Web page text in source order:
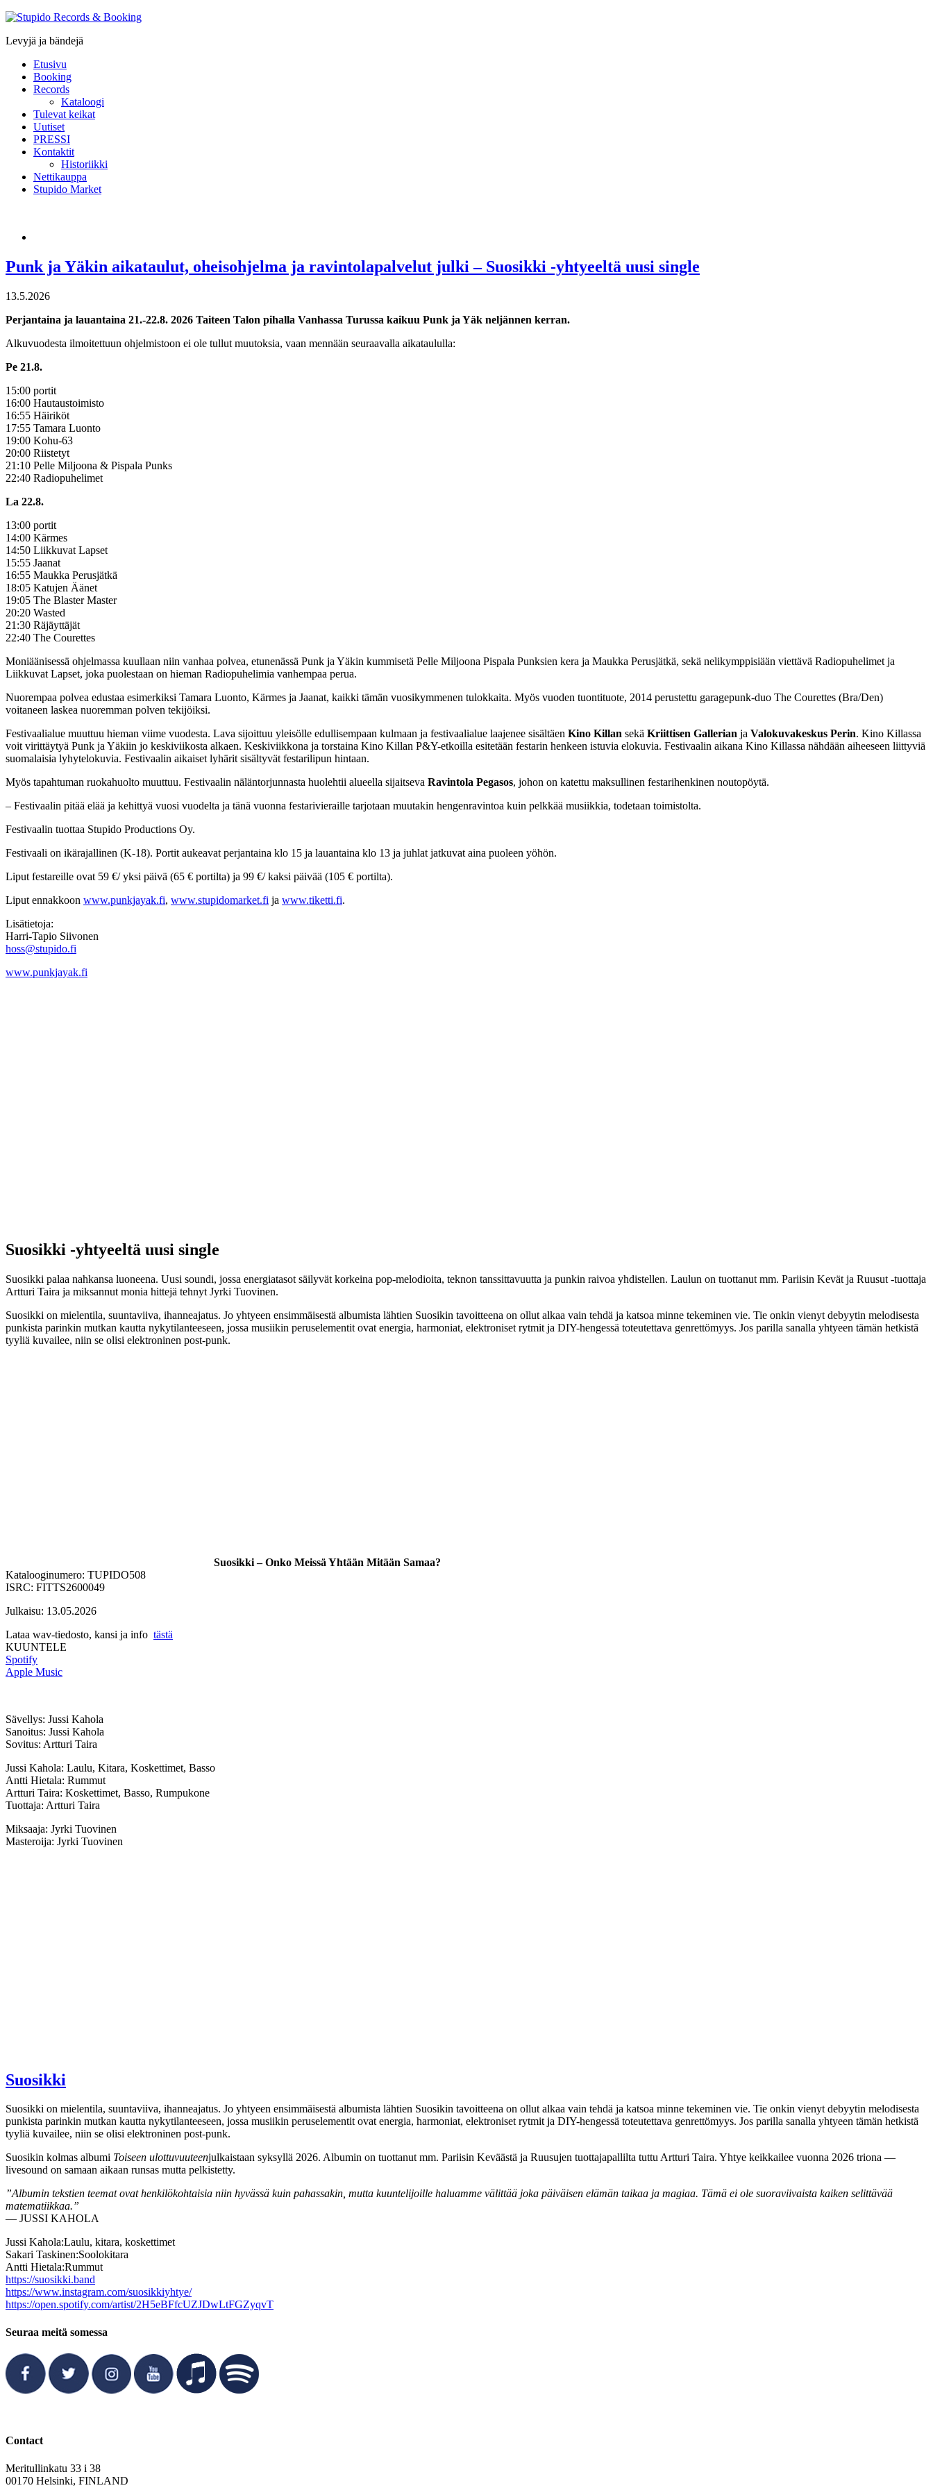
Stupido
&
Levyjä ja bändejä
Etusivu
Booking
Records
Kataloogi
Tulevat keikat
Uutiset
PRESSI
Kontaktit
Historiikki
Nettikauppa
Stupido Market
Punk ja Yäkin aikataulut, oheisohjelma ja ravintolapalvelut julki – Suosikki -yhtyeeltä uusi single
13.5.2026
Perjantaina ja lauantaina 21.-22.8. 2026 Taiteen Talon pihalla Vanhassa Turussa kaikuu Punk ja Yäk neljännen kerran.
Alkuvuodesta ilmoitettuun ohjelmistoon ei ole tullut muutoksia, vaan mennään seuraavalla aikataululla:
Pe 21.8.
15:00 portit
16:00 Hautaustoimisto
16:55 Häiriköt
17:55 Tamara Luonto
19:00 Kohu-63
20:00 Riistetyt
21:10 Pelle Miljoona & Pispala Punks
22:40 Radiopuhelimet
La 22.8.
13:00 portit
14:00 Kärmes
14:50 Liikkuvat Lapset
15:55 Jaanat
16:55 Maukka Perusjätkä
18:05 Katujen Äänet
19:05 The Blaster Master
20:20 Wasted
21:30 Räjäyttäjät
22:40 The Courettes
Moniäänisessä ohjelmassa kuullaan niin vanhaa polvea, etunenässä Punk ja Yäkin kummisetä Pelle Miljoona Pispala Punksien kera ja Maukka Perusjätkä, sekä nelikymppisiään viettävä Radiopuhelimet ja
Liikkuvat Lapset, joka puolestaan on hieman Radiopuhelimia vanhempaa perua.
Nuorempaa polvea edustaa esimerkiksi Tamara Luonto, Kärmes ja Jaanat, kaikki tämän vuosikymmenen tulokkaita. Myös vuoden tuontituote, 2014 perustettu garagepunk-duo The Courettes (Bra/Den)
voitaneen laskea nuoremman polven tekijöiksi.
Festivaalialue muuttuu hieman viime vuodesta. Lava sijoittuu yleisölle edullisempaan kulmaan ja festivaalialue laajenee sisältäen Kino Killan sekä Kriittisen Gallerian ja Valokuvakeskus Perin. Kino Killassa
voit virittäytyä Punk ja Yäkiin jo keskiviikosta alkaen. Keskiviikkona ja torstaina Kino Killan P&Y-etkoilla esitetään festarin henkeen istuvia elokuvia. Festivaalin aikana Kino Killassa nähdään aiheeseen liittyviä
suomalaisia lyhytelokuvia. Festivaalin aikaiset lyhärit sisältyvät festarilipun hintaan.
Myös tapahtuman ruokahuolto muuttuu. Festivaalin näläntorjunnasta huolehtii alueella sijaitseva Ravintola Pegasos, johon on katettu maksullinen festarihenkinen noutopöytä.
– Festivaalin pitää elää ja kehittyä vuosi vuodelta ja tänä vuonna festarivieraille tarjotaan muutakin hengenravintoa kuin pelkkää musiikkia, todetaan toimistolta.
Festivaalin tuottaa Stupido Productions Oy.
Festivaali on ikärajallinen (K-18). Portit aukeavat perjantaina klo 15 ja lauantaina klo 13 ja juhlat jatkuvat aina puoleen yöhön.
Liput festareille ovat 59 €/ yksi päivä (65 € portilta) ja 99 €/ kaksi päivää (105 € portilta).
Liput ennakkoon www.punkjayak.fi, www.stupidomarket.fi ja www.tiketti.fi.
Lisätietoja:
Harri-Tapio Siivonen
hoss@stupido.fi
www.punkjayak.fi
Suosikki -yhtyeeltä uusi single
Suosikki palaa nahkansa luoneena. Uusi soundi, jossa energiatasot säilyvät korkeina pop-melodioita, teknon tanssittavuutta ja punkin raivoa yhdistellen. Laulun on tuottanut mm. Pariisin Kevät ja Ruusut -tuottaja
Artturi Taira ja miksannut monia hittejä tehnyt Jyrki Tuovinen.
Suosikki on mielentila, suuntaviiva, ihanneajatus. Jo yhtyeen ensimmäisestä albumista lähtien Suosikin tavoitteena on ollut alkaa vain tehdä ja katsoa minne tekeminen vie. Tie onkin vienyt debyytin melodisesta
punkista parinkin mutkan kautta nykytilanteeseen, jossa musiikin peruselementit ovat energia, harmoniat, elektroniset rytmit ja DIY-hengessä toteutettava genrettömyys. Jos parilla sanalla yhtyeen tämän hetkistä
tyyliä kuvailee, niin se olisi elektroninen post-punk.
Suosikki – Onko Meissä Yhtään Mitään Samaa?
Katalooginumero: TUPIDO508
ISRC: FITTS2600049
Julkaisu: 13.05.2026
Lataa wav-tiedosto, kansi ja info tästä
KUUNTELE
Spotify
Apple Music
Sävellys: Jussi Kahola
Sanoitus: Jussi Kahola
Sovitus: Artturi Taira
Jussi Kahola: Laulu, Kitara, Koskettimet, Basso
Antti Hietala: Rummut
Artturi Taira: Koskettimet, Basso, Rumpukone
Tuottaja: Artturi Taira
Miksaaja: Jyrki Tuovinen
Masteroija: Jyrki Tuovinen
Suosikki
Suosikki on mielentila, suuntaviiva, ihanneajatus. Jo yhtyeen ensimmäisestä albumista lähtien Suosikin tavoitteena on ollut alkaa vain tehdä ja katsoa minne tekeminen vie. Tie onkin vienyt debyytin melodisesta
punkista parinkin mutkan kautta nykytilanteeseen, jossa musiikin peruselementit ovat energia, harmoniat, elektroniset rytmit ja DIY-hengessä toteutettava genrettömyys. Jos parilla sanalla yhtyeen tämän hetkistä
tyyliä kuvailee, niin se olisi elektroninen post-punk.
Suosikin kolmas albumi Toiseen ulottuvuuteenjulkaistaan syksyllä 2026. Albumin on tuottanut mm. Pariisin Keväästä ja Ruusujen tuottajapallilta tuttu Artturi Taira. Yhtye keikkailee vuonna 2026 triona —
livesound on samaan aikaan runsas mutta pelkistetty.
”Albumin tekstien teemat ovat henkilökohtaisia niin hyvässä kuin pahassakin, mutta kuuntelijoille haluamme välittää joka päiväisen elämän taikaa ja magiaa. Tämä ei ole suoraviivaista kaiken selittävää
matematiikkaa.”
— JUSSI KAHOLA
Jussi Kahola:Laulu, kitara, koskettimet
Sakari Taskinen:Soolokitara
Antti Hietala:Rummut
https://suosikki.band
https://www.instagram.com/suosikkiyhtye/
https://open.spotify.com/artist/2H5eBFfcUZJDwLtFGZyqvT
Seuraa meitä somessa
Contact
Meritullinkatu 33 i 38
00170 Helsinki, FINLAND